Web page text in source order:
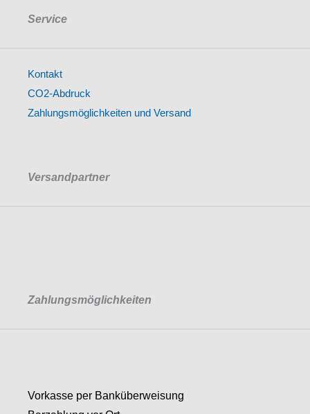
Service
Kontakt
CO2-Abdruck
Zahlungsmöglichkeiten und Versand
Versandpartner
Zahlungsmöglichkeiten
Vorkasse per Banküberweisung